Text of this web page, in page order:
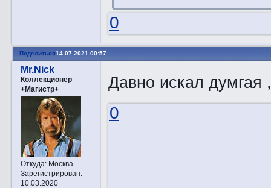
0
Поделиться14.07.2021 00:57
Mr.Nick
Коллекционер
+Магистр+
Откуда:Москва
Зарегистрирован:
10.03.2020
Давно искал думгая
0